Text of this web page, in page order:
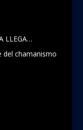
LLEGA…
del chamanismo